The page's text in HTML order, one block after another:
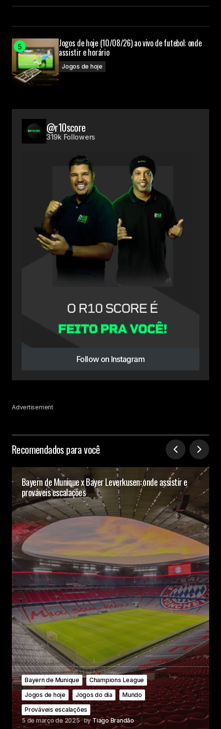
Jogos de hoje (10/08/26) ao vivo de futebol: onde
assistir e horário
Jogos de hoje
@r10score
319k Followers
Follow on Instagram
Advertisement
Recomendados para você
Bayern de Munique x Bayer Leverkusen: onde assistir e
prováveis escalações
Bayern de Munique
Champions League
Jogos de hoje
Jogos do dia
Mundo
Prováveis escalações
5 de março de 2025 byTiago Brandão